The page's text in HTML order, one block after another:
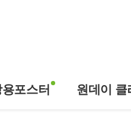
포스터 원데이 클